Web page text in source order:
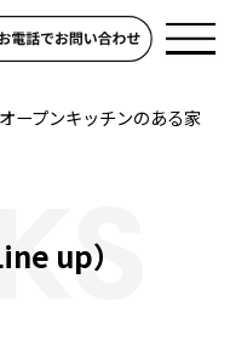
オープンキッチンのある家
up）